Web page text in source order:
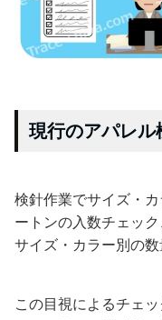
現行のアパレル
検針作業でサイズ・
ートンの入数チェッ
サイズ・カラー別の数
この目視によるチェ